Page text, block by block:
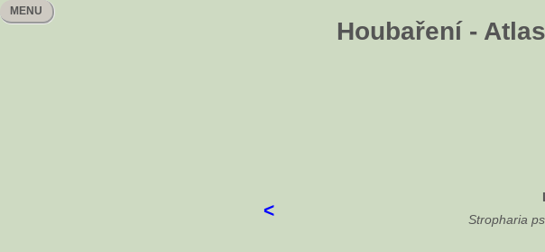
Houbaření -
MENU
<
Stropharia